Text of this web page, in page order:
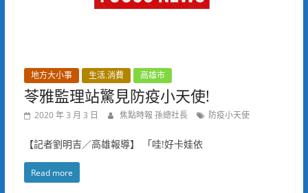
地方大小事 生活.消費 高雄市
苓雅監理站驚見防疫小天使!
2020 年 3 月 3 日 焦點時報 孫總社長 防疫小天使
【記者劉明吉／高雄報導】 「哇!好卡娃依
Read more